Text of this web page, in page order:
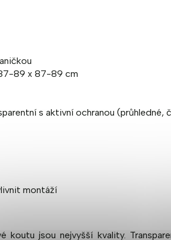
89 x 87-89 cm
s aktivní ochranou (průhledné,
montáží
jsou nejvyšší kvality.